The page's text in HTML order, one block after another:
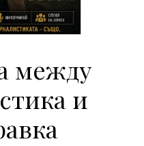
между
и